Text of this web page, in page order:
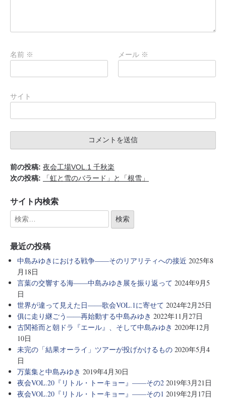
名前 ※ メール ※
サイト
前の投稿: 夜会工場VOL.1 千秋楽
次の投稿:
「虹と雪のバラード」と「根雪」
サイト内検索
最近の投稿
中島みゆきにおける戦争――そのリアリティへの接近 2025年8
月18日
言葉の交響する海――中島みゆき展を振り返って 2024年9月5
日
世界が違って見えた日――歌会VOL.1に寄せて 2024年2月25日
俱に走り継ごう――再始動する中島みゆき 2022年11月27日
古関裕而と朝ドラ『エール』、そして中島みゆき 2020年12月
10日
未完の「結果オーライ」ツアーが投げかけるもの 2020年5月4
日
万葉集と中島みゆき 2019年4月30日
夜会VOL.20『リトル・トーキョー』――その2 2019年3月21日
夜会VOL.20『リトル・トーキョー』――その1 2019年2月17日